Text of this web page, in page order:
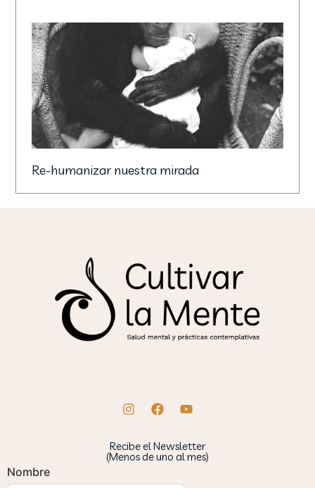
Re-humanizar nuestra mirada
Recibe el Newsletter
(Menos de uno al mes)
Nombre